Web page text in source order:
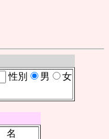
性別 男 女
名